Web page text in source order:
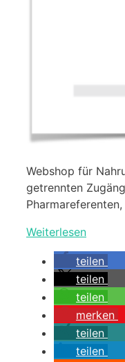
Webshop für
getrennten
Weiterlesen
teilen
teilen
teilen
merken
teilen
teilen